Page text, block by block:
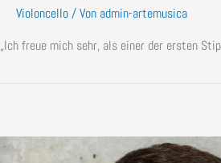
Violoncello/ Von admin-artemusica
„Ich freue mich sehr, als einer der ersten